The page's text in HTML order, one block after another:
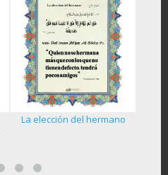
La elección del hermano